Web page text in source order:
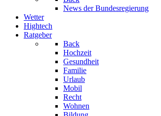
News der Bundesregierung
Wetter
Hightech
Ratgeber
Back
Hochzeit
Gesundheit
Familie
Urlaub
Mobil
Recht
Wohnen